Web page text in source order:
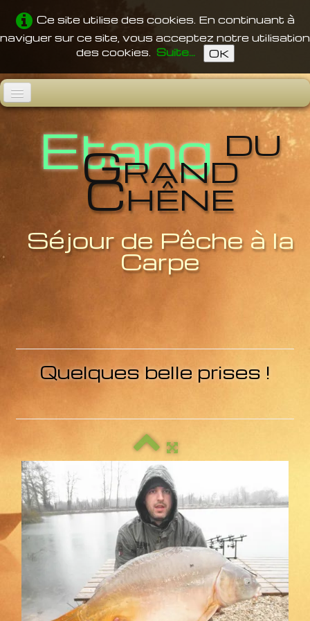
Ce site utilise des cookies. En continuant à
naviguer sur ce site, vous acceptez notre utilisation
des cookies. Suite... OK
L'Etang
Pêche
Confort
Tarifs
Etang du
Grand
Chêne
Séjour de Pêche à la
Carpe
Quelques belle prises !